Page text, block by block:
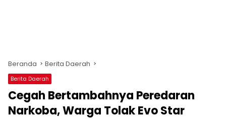
Beranda Berita Daerah
Berita Daerah
Cegah Bertambahnya Peredaran
Narkoba, Warga Tolak Evo Star